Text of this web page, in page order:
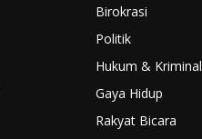
Birokrasi
Politik
Hukum & Kriminal
Gaya Hidup
Rakyat Bicara